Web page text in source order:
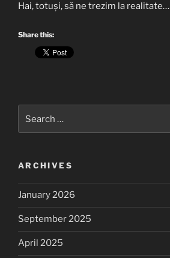
Hai, totuși, să ne trezim la realitate…
Share this:
for:
ARCHIVES
January 2026
September 2025
April 2025